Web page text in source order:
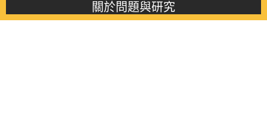
關於問題與研究
About this journal